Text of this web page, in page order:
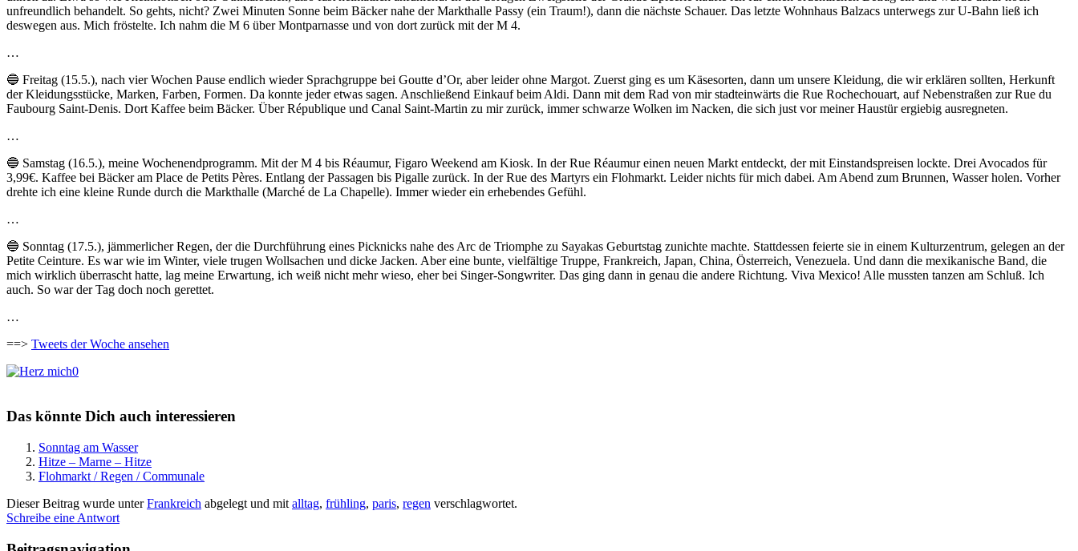
unfreundlich behandelt. So gehts, nicht? Zwei Minuten Sonne beim Bäcker nahe der Markthalle Passy (ein Traum!), dann die nächste Schauer. Das letzte Wohnhaus Balzacs unterwegs zur U-Bahn ließ ich
deswegen aus. Mich fröstelte. Ich nahm die M 6 über Montparnasse und von dort zurück mit der M 4.
…
🔵 Freitag (15.5.), nach vier Wochen Pause endlich wieder Sprachgruppe bei Goutte d’Or, aber leider ohne Margot. Zuerst ging es um Käsesorten, dann um unsere Kleidung, die wir erklären sollten, Herkunft
der Kleidungsstücke, Marken, Farben, Formen. Da konnte jeder etwas sagen. Anschließend Einkauf beim Aldi. Dann mit dem Rad von mir stadteinwärts die Rue Rochechouart, auf Nebenstraßen zur Rue du
Faubourg Saint-Denis. Dort Kaffee beim Bäcker. Über République und Canal Saint-Martin zu mir zurück, immer schwarze Wolken im Nacken, die sich just vor meiner Haustür ergiebig ausregneten.
…
🔵 Samstag (16.5.), meine Wochenendprogramm. Mit der M 4 bis Réaumur, Figaro Weekend am Kiosk. In der Rue Réaumur einen neuen Markt entdeckt, der mit Einstandspreisen lockte. Drei Avocados für
3,99€. Kaffee bei Bäcker am Place de Petits Pères. Entlang der Passagen bis Pigalle zurück. In der Rue des Martyrs ein Flohmarkt. Leider nichts für mich dabei. Am Abend zum Brunnen, Wasser holen. Vorher
drehte ich eine kleine Runde durch die Markthalle (Marché de La Chapelle). Immer wieder ein erhebendes Gefühl.
…
🔵 Sonntag (17.5.), jämmerlicher Regen, der die Durchführung eines Picknicks nahe des Arc de Triomphe zu Sayakas Geburtstag zunichte machte. Stattdessen feierte sie in einem Kulturzentrum, gelegen an der
Petite Ceinture. Es war wie im Winter, viele trugen Wollsachen und dicke Jacken. Aber eine bunte, vielfältige Truppe, Frankreich, Japan, China, Österreich, Venezuela. Und dann die mexikanische Band, die
mich wirklich überrascht hatte, lag meine Erwartung, ich weiß nicht mehr wieso, eher bei Singer-Songwriter. Das ging dann in genau die andere Richtung. Viva Mexico! Alle mussten tanzen am Schluß. Ich
auch. So war der Tag doch noch gerettet.
…
==> Tweets der Woche ansehen
0
Das könnte Dich auch interessieren
Sonntag am Wasser
Hitze – Marne – Hitze
Flohmarkt / Regen / Communale
Dieser Beitrag wurde unterFrankreich abgelegt und mit alltag, frühling, paris, regen verschlagwortet.
Schreibe eine Antwort